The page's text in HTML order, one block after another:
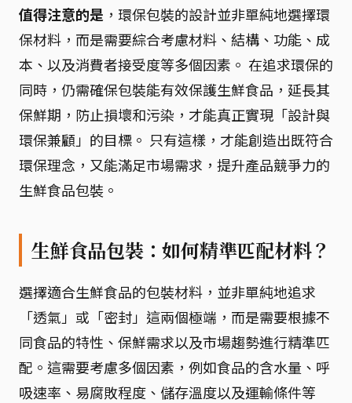
值得注意的是 ，環保包裝的設計並非單純地選擇環
保材料，而是需要綜合考慮材料、結構、功能、成
本、以及消費者接受度等多個因素。 在追求環保的
同時，仍需確保包裝能有效保護生鮮食品，延長其
保鮮期，防止損壞和污染，才能真正實現「設計與
環保兼顧」的目標。 只有這樣，才能創造出既符合
環保理念，又能滿足市場需求，提升產品競爭力的
生鮮食品包裝。
生鮮食品包裝：如何精準匹配材料？
選擇適合生鮮食品的包裝材料，並非單純地追求
「透氣」或「密封」這兩個極端，而是需要根據不
同食品的特性、保鮮需求以及市場趨勢進行精準匹
配。這需要考慮多個因素，例如食品的含水量、呼
吸速率、易腐敗程度、儲存溫度以及運輸條件等